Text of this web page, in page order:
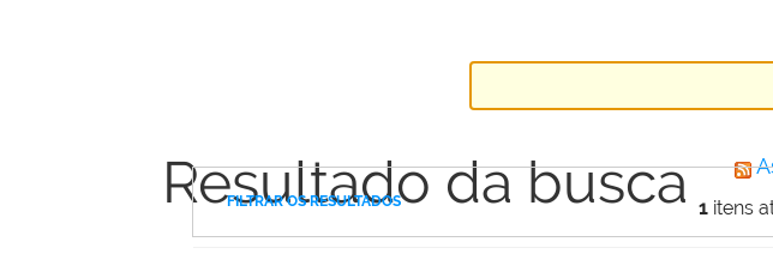
Resultado da busca 1 itens
FILTRAR OS RESULTADOS